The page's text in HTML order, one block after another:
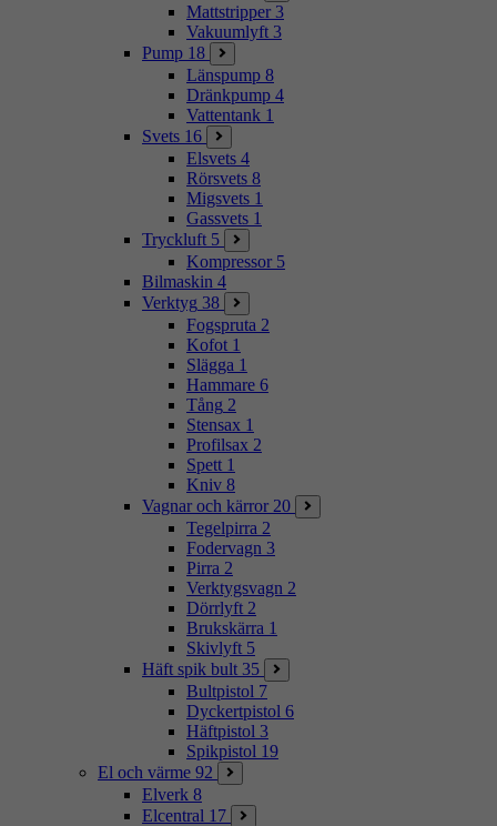
Mattstripper 3
Vakuumlyft 3
Pump 18
Länspump 8
Dränkpump 4
Vattentank 1
Svets 16
Elsvets 4
Rörsvets 8
Migsvets 1
Gassvets 1
Tryckluft 5
Kompressor 5
Bilmaskin 4
Verktyg 38
Fogspruta 2
Kofot 1
Slägga 1
Hammare 6
Tång 2
Stensax 1
Profilsax 2
Spett 1
Kniv 8
Vagnar och kärror 20
Tegelpirra 2
Fodervagn 3
Pirra 2
Verktygsvagn 2
Dörrlyft 2
Brukskärra 1
Skivlyft 5
Häft spik bult 35
Bultpistol 7
Dyckertpistol 6
Häftpistol 3
Spikpistol 19
El och värme 92
Elverk 8
Elcentral 17